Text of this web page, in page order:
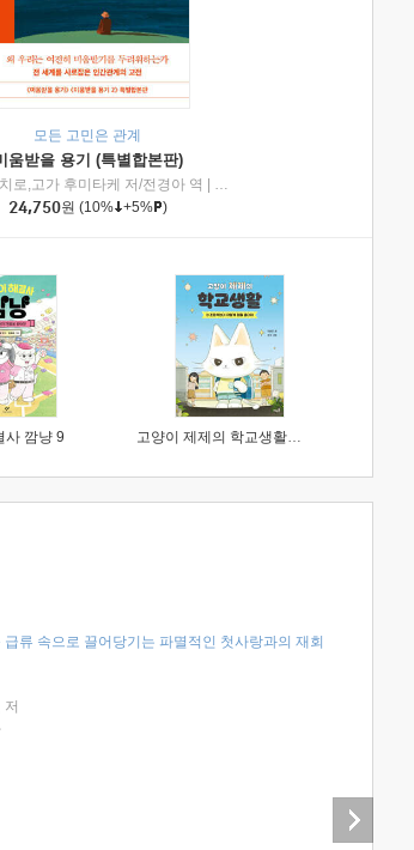
제이브리즈북스
모든 고민은 관계
움받을 용기 (특별합본판)
로,고가 후미타케 저/전경아 역
인플루엔셜
24,750원 (10% +5% )
사 깜냥 9 고양이 제제의 학교생활 1 : 초등학생이 이렇게 힘들 줄이야
급류 속으로 끌어당기는 파멸적인 첫사랑과의 재회